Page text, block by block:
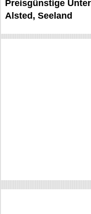
Preisgünstige
Alsted, Seeland